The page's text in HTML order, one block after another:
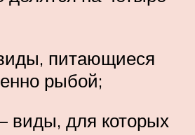
питающиеся
рыбой;
виды, для которых